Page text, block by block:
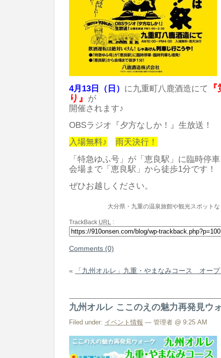
4月13日（日） に九重町八鹿酒造にて
り』 が
開催されます♪
OBSラジオ『夕方なしか！』生放送！
入場無料♪
雨天決行！
「特急ゆふ号」が「恵良駅」に臨時停
会場まで「恵良駅」から徒歩1分です！
ぜひお越しください。
大分県・九重の温泉旅館や観光スポット
TrackBack URL :
Comments (0)
« 「九州オルレ」九重・やまなみコース オー
九州オルレ ここのえの魅力再発見ウ
Filed under: イベント情報 — 管理者 @ 9:25 AM